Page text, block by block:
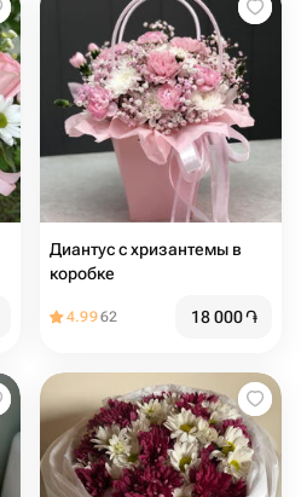
Диантус с хризантемы в
коробке
4.9962 18 000֏